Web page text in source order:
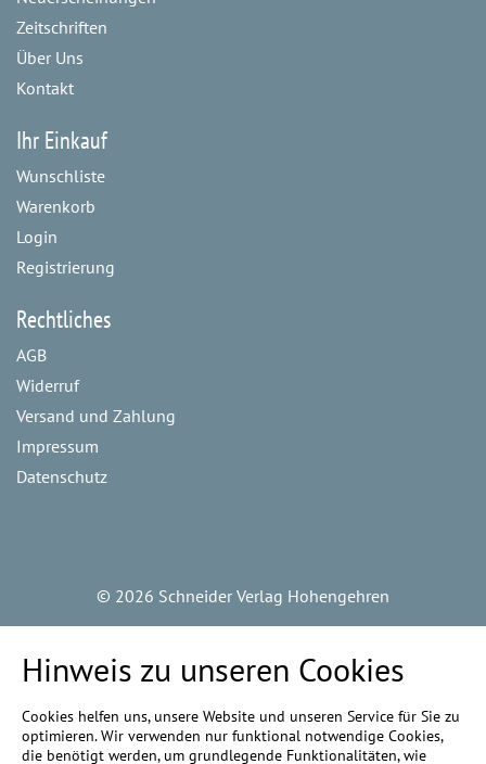
Zeitschriften
Über Uns
Kontakt
Ihr Einkauf
Wunschliste
Warenkorb
Login
Registrierung
Rechtliches
AGB
Widerruf
Versand und Zahlung
Impressum
Datenschutz
© 2026 Schneider Verlag Hohengehren
Hinweis zu unseren Cookies
Cookies helfen uns, unsere Website und unseren Service für Sie zu
optimieren. Wir verwenden nur funktional notwendige Cookies,
die benötigt werden, um grundlegende Funktionalitäten, wie